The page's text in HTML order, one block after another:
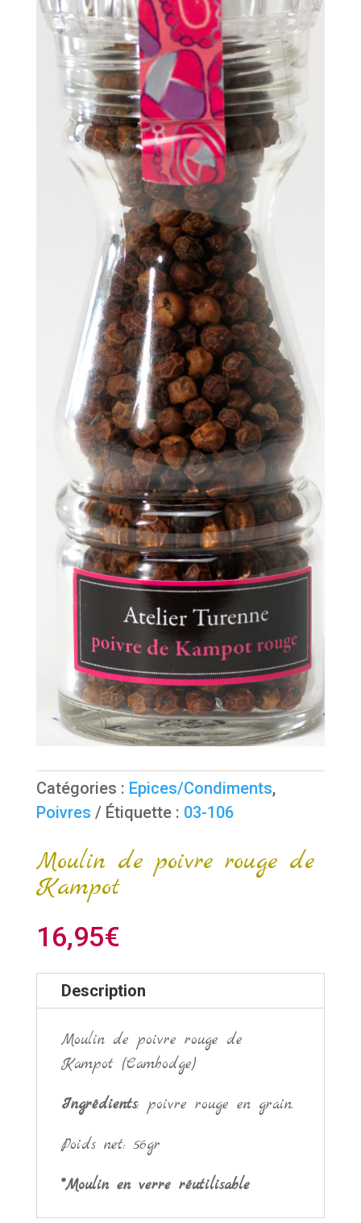
Catégories : Epices/Condiments,
Poivres
Étiquette : 03-106
Moulin de poivre rouge de
Kampot
16,95€
Description
Moulin de poivre rouge de
Kampot (Cambodge)
Ingrédients: poivre rouge en grain.
Poids net: 56gr
*Moulin en verre réutilisable